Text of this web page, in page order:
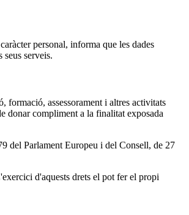
personal, informa que les dades
serveis.
formació, assessorament i altres activitats
donar compliment a la finalitat exposada
del Parlament Europeu i del Consell, de 27
d'aquests drets el pot fer el propi